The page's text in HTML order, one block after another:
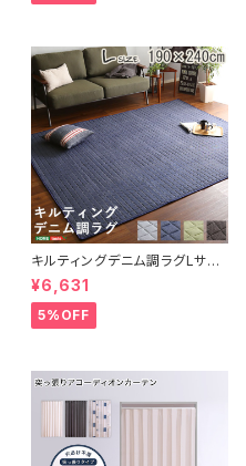
キルティングデニム調ラグLサイ
ズ(190x240cm)オールシーズ
ン、滑り止め付き、手洗い対応【D
erid-デリッド-】 DRG-L
¥6,631
5%OFF